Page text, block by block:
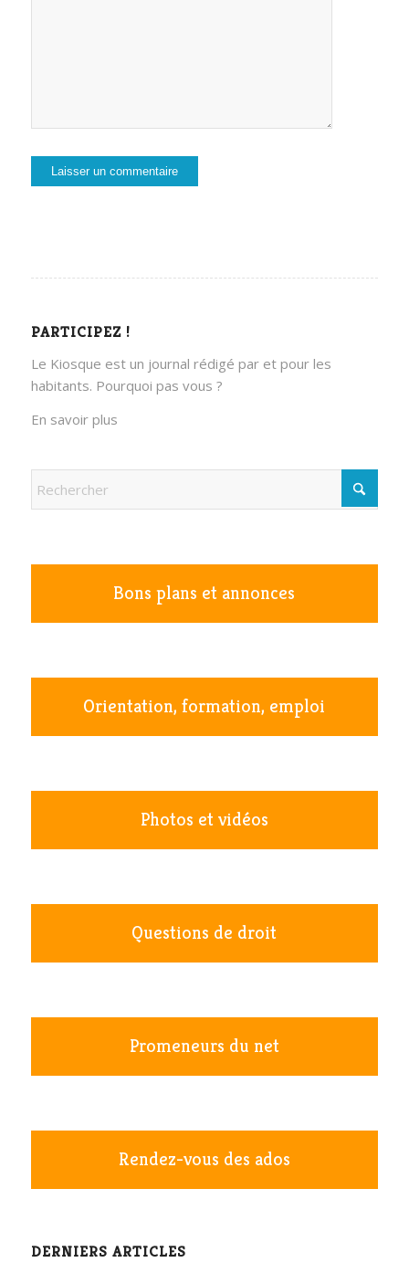
PARTICIPEZ !
Le Kiosque est un journal rédigé par et pour les
habitants. Pourquoi pas vous ?
En savoir plus
Bons plans et annonces
Orientation, formation, emploi
Photos et vidéos
Questions de droit
Promeneurs du net
Rendez-vous des ados
DERNIERS ARTICLES